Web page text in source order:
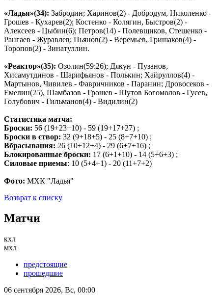
«Ладья»(34): Забродин; Харинов(2) - Добродум, Николенко -
Грошев - Кухарев(2); Костенко - Колягин, Быстров(2) -
Алексеев - Цыбин(6); Петров(14) - Полевщиков, Стешенко -
Рангаев - Журавлев; Пьянов(2) - Веремьев, Гришаков(4) -
Торопов(2) - Зинатуллин.
«Реактор»(35): Озолин(59:26); Дякун - Пузанов,
Хисамутдинов - Шарифьянов - Полькин; Хайруллов(4) -
Мартынов, Чивилев - Фавричников - Паранин; Дровосеков -
Емелин(25), Шамбазов - Грошев - Шутов Богомолов - Гусев,
Голубович - Гильманов(4) - Видилин(2)
Статистика матча:
Броски: 56 (19+23+10) - 59 (19+17+27) ;
Броски в створ: 32 (9+18+5) - 25 (8+7+10) ;
Вбрасывания: 26 (10+12+4) - 29 (6+7+16) ;
Блокированные броски: 17 (6+1+10) - 14 (5+6+3) ;
Силовые приемы: 10 (5+4+1) - 20 (11+7+2)
Фото: МХК "Ладья"
Возврат к списку
Матчи
кхл
мхл
предстоящие
прошедшие
06 сентября 2026, Вс, 00:00